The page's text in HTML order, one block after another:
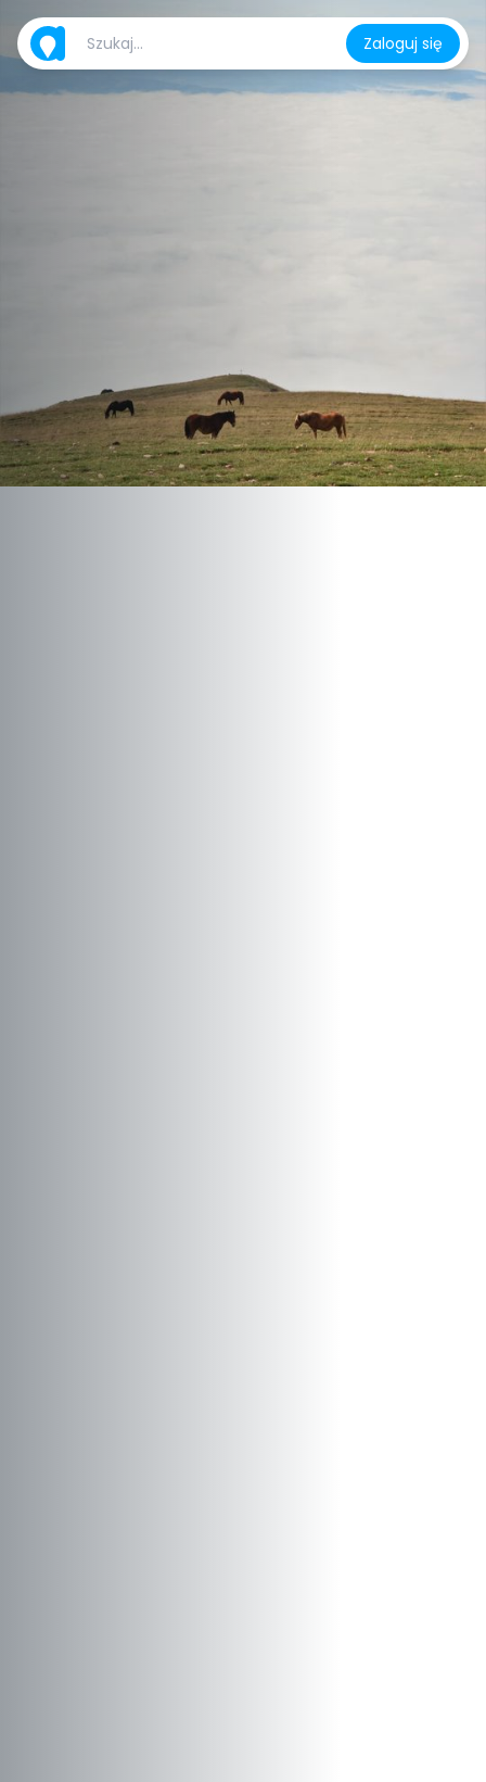
Zaloguj się